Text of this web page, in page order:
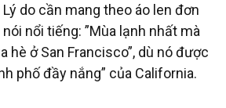
do cần mang theo áo len đơn
nổi tiếng: ”Mùa lạnh nhất mà
hè ở San Francisco”, dù nó được
phố đầy nắng” của California.